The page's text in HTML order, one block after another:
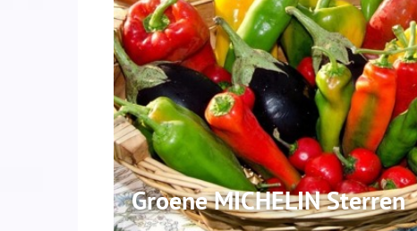
Groene MICHELIN Sterren